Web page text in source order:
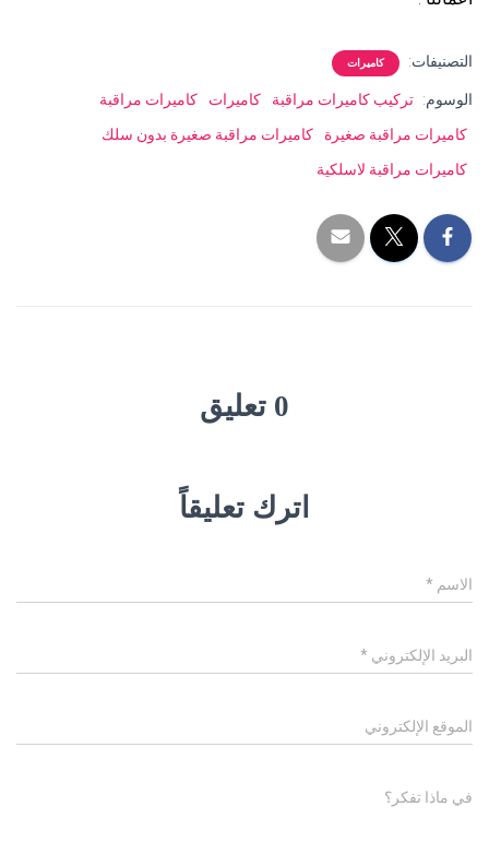
التصنيفات: كاميرات
الوسوم: تركيب كاميرات مراقبة كاميرات
كاميرات مراقبة
كاميرات مراقبة صغيرة
كاميرات مراقبة صغيرة بدون سلك
كاميرات مراقبة لاسلكية
0 تعليق
اترك تعليقاً
الاسم *
البريد الإلكتروني *
الموقع الإلكتروني
في ماذا تفكر؟